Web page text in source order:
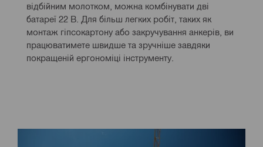
відбійним молотком, можна комбінувати дві
батареї 22 В. Для більш легких робіт, таких як
монтаж гіпсокартону або закручування анкерів, ви
працюватимете швидше та зручніше завдяки
покращеній ергономіці інструменту.